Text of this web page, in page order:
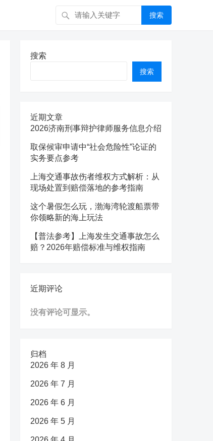
搜索
搜索
搜索
近期文章
2026济南刑事辩护律师服务信息介绍
取保候审申请中“社会危险性”论证的
实务要点参考
上海交通事故伤者维权方式解析：从
现场处置到赔偿落地的参考指南
这个暑假怎么玩，渤海湾轮渡船票带
你领略新的海上玩法
【普法参考】上海发生交通事故怎么
赔？2026年赔偿标准与维权指南
近期评论
没有评论可显示。
归档
2026 年 8 月
2026 年 7 月
2026 年 6 月
2026 年 5 月